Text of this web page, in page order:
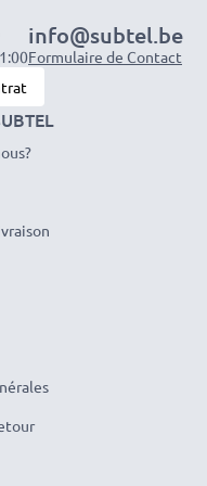
FS11
et de grande qualité
DSC, DCR.
batterie facilement
info@subtel.be
Formulaire de Contact